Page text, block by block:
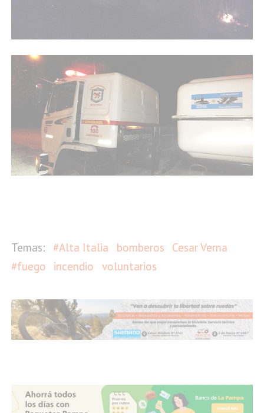
#Alta Italia bomberos
Cesar Verna
#fuego
incendio voluntarios